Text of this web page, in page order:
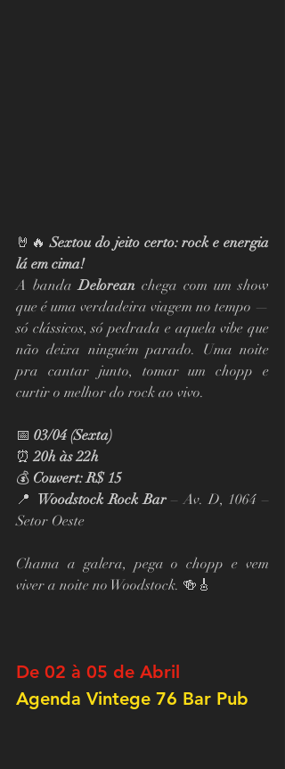
🤘🔥 Sextou do jeito certo: rock e energia
lá em cima!
A banda Delorean chega com um show
que é uma verdadeira viagem no tempo —
só clássicos, só pedrada e aquela vibe que
não deixa ninguém parado. Uma noite
pra cantar junto, tomar um chopp e
curtir o melhor do rock ao vivo.
📅 03/04 (Sexta)
⏰ 20h às 22h
💰 Couvert: R$ 15
📍 Woodstock Rock Bar – Av. D, 1064 –
Setor Oeste
Chama a galera, pega o chopp e vem
viver a noite no Woodstock. 🍻🎸
De 02 à 05 de Abril
Agenda Vintege 76 Bar Pub